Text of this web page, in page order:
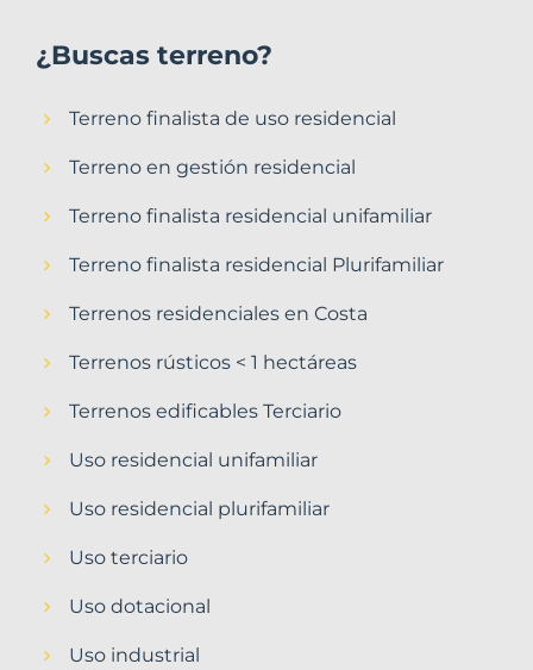
¿Buscas terreno?
Terreno finalista de uso residencial
Terreno en gestión residencial
Terreno finalista residencial unifamiliar
Terreno finalista residencial Plurifamiliar
Terrenos residenciales en Costa
Terrenos rústicos < 1 hectáreas
Terrenos edificables Terciario
Uso residencial unifamiliar
Uso residencial plurifamiliar
Uso terciario
Uso dotacional
Uso industrial